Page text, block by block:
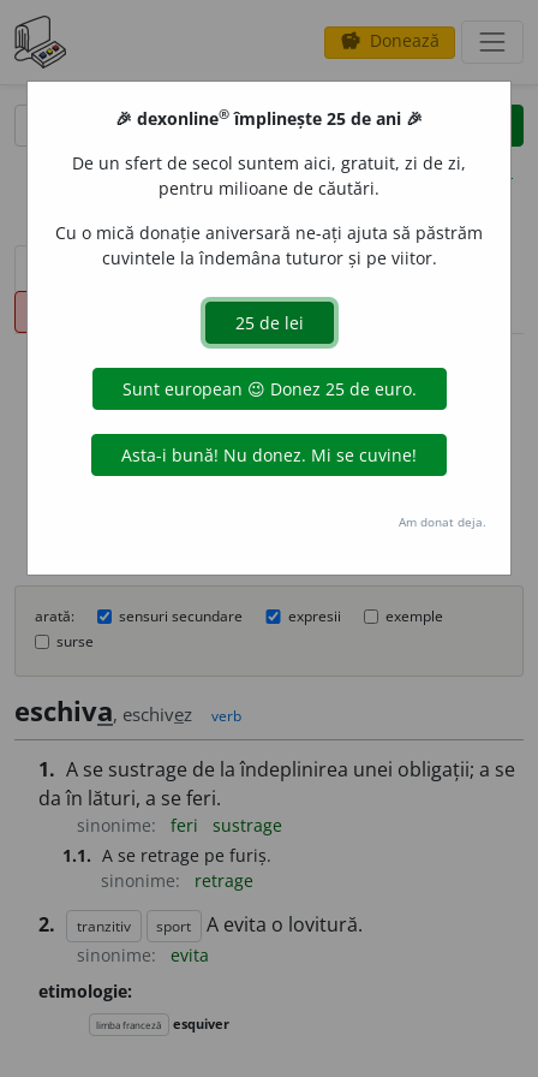
savings Donează
clear
opțiuni
sinteza definițiilor (1) definiții (12)
conjugări
info
Aceste definiții sunt compilate de
echipa dexonline. Definițiile
originale se află pe filadefiniții.
Puteți reordona filele pe pagina de
arată: sensuri secundare expresii
exemple
surse
eschiva, eschivez verb
1. A se sustrage de la îndeplinirea unei obligații; a se
da în lături, a se feri.
sinonime: feri
sustrage
1.1. A se retrage pe furiș.
sinonime:
retrage
2. tranzitiv sport A evita o lovitură.
sinonime:
evita
etimologie:
limba franceză esquiver
🎉 dexonline® împlinește 25 de ani 🎉
De un sfert de secol suntem aici, gratuit, zi de zi,
pentru milioane de căutări.
Cu o mică donație aniversară ne-ați ajuta să păstrăm
cuvintele la îndemâna tuturor și pe viitor.
Am donat deja.